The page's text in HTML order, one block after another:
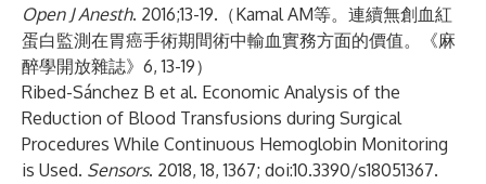
Open J Anesth. 2016;13-19.（Kamal AM等。連續無創血紅
蛋白監測在胃癌手術期間術中輸血實務方面的價值。《麻
醉學開放雜誌》6, 13-19）
Ribed-Sánchez B et al. Economic Analysis of the
Reduction of Blood Transfusions during Surgical
Procedures While Continuous Hemoglobin Monitoring
is Used. Sensors. 2018, 18, 1367; doi:10.3390/s18051367.